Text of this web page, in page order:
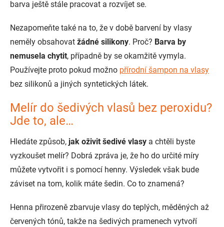
barva ještě stále pracovat a rozvíjet se.
Nezapomeňte také na to, že v době barvení by vlasy
neměly obsahovat žádné silikony. Proč? Barva by
nemusela chytit, případně by se okamžitě vymyla.
Používejte proto pokud možno přírodní šampon na vlasy
bez silikonů a jiných syntetických látek.
Melír do šedivých vlasů bez peroxidu?
Jde to, ale…
Hledáte způsob, jak oživit šedivé vlasy a chtěli byste
vyzkoušet melír? Dobrá zpráva je, že ho do určité míry
můžete vytvořit i s pomocí henny. Výsledek však bude
záviset na tom, kolik máte šedin. Co to znamená?
Henna přirozeně zbarvuje vlasy do teplých, měděných až
červených tónů, takže na šedivých pramenech vytvoří